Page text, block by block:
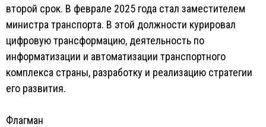
второй срок. В феврале 2025 года стал заместителем
министра транспорта. В этой должности курировал
цифровую трансформацию, деятельность по
информатизации и автоматизации транспортного
комплекса страны, разработку и реализацию стратегии
его развития.
Флагман